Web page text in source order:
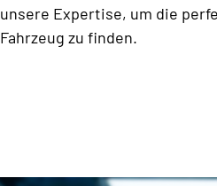
unsere Expertise, um die
Fahrzeug zu finden.